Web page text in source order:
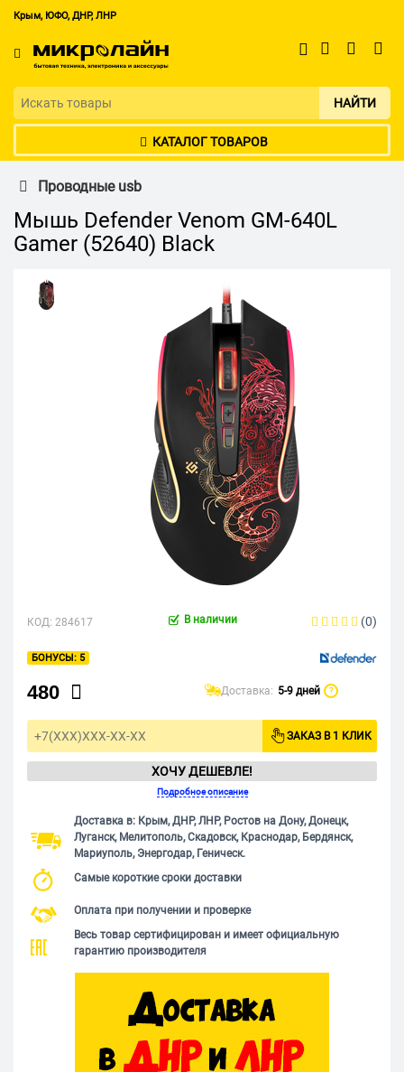
Крым, ЮФО, ДНР, ЛНР
НАЙТИ
КАТАЛОГ ТОВАРОВ
Проводные usb
Мышь Defender Venom GM-640L
Gamer (52640) Black
КОД: 284617 В наличии (0)
5
480 Доставка: 5-9 дней ?
ЗАКАЗ В 1 КЛИК
ХОЧУ ДЕШЕВЛЕ!
Подробное описание
Доставка в: Крым, ДНР, ЛНР, Ростов на Дону, Донецк,
Луганск, Мелитополь, Скадовск, Краснодар, Бердянск,
Мариуполь, Энергодар, Геническ.
Самые короткие сроки доставки
Оплата при получении и проверке
Весь товар сертифицирован и имеет официальную
гарантию производителя